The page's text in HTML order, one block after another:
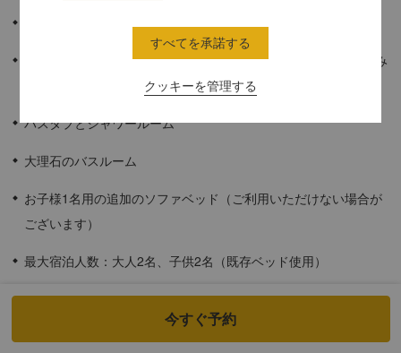
市街とホテルの緑豊かな庭園とプールの魅惑的な景色をお楽しみ
バスタブとシャワールーム
大理石のバスルーム
お子様1名用の追加のソファベッド（ご利用いただけない場合が
ございます）
最大宿泊人数：大人2名、子供2名（既存ベッド使用）
スペースに限りがあるため、エキストラベッドは利用できません
ホテルゲストのお子様用ミールプラン
今すぐ予約
クッキーを管理する
すべてを承諾する